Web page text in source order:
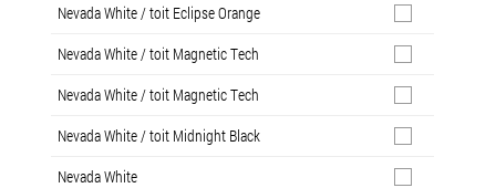
Nevada White / toit Eclipse Orange
Nevada White / toit Magnetic Tech
Nevada White / toit Magnetic Tech
Nevada White / toit Midnight Black
Nevada White